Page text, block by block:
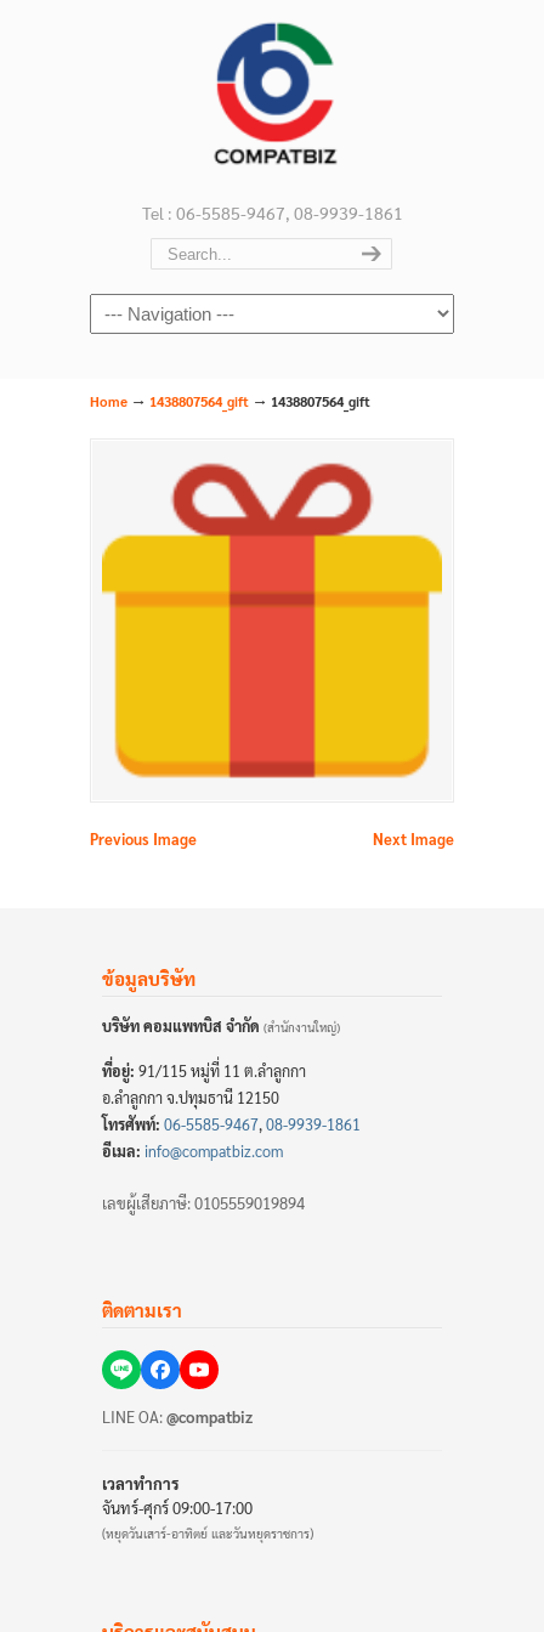
Tel : 06-5585-9467, 08-9939-1861
Navigation
Home → 1438807564_gift → 1438807564_gift
Previous Image Next Image
ข้อมูลบริษัท
บริษัท คอมแพทบิส จำกัด (สำนักงานใหญ่)
ที่อยู่: 91/115 หมู่ที่ 11 ต.ลำลูกกา
อ.ลำลูกกา จ.ปทุมธานี 12150
โทรศัพท์: 06-5585-9467,08-9939-1861
อีเมล: info@compatbiz.com
เลขผู้เสียภาษี: 0105559019894
ติดตามเรา
LINE OA:@compatbiz
เวลาทำการ
จันทร์-ศุกร์ 09:00-17:00
(หยุดวันเสาร์-อาทิตย์ และวันหยุดราชการ)